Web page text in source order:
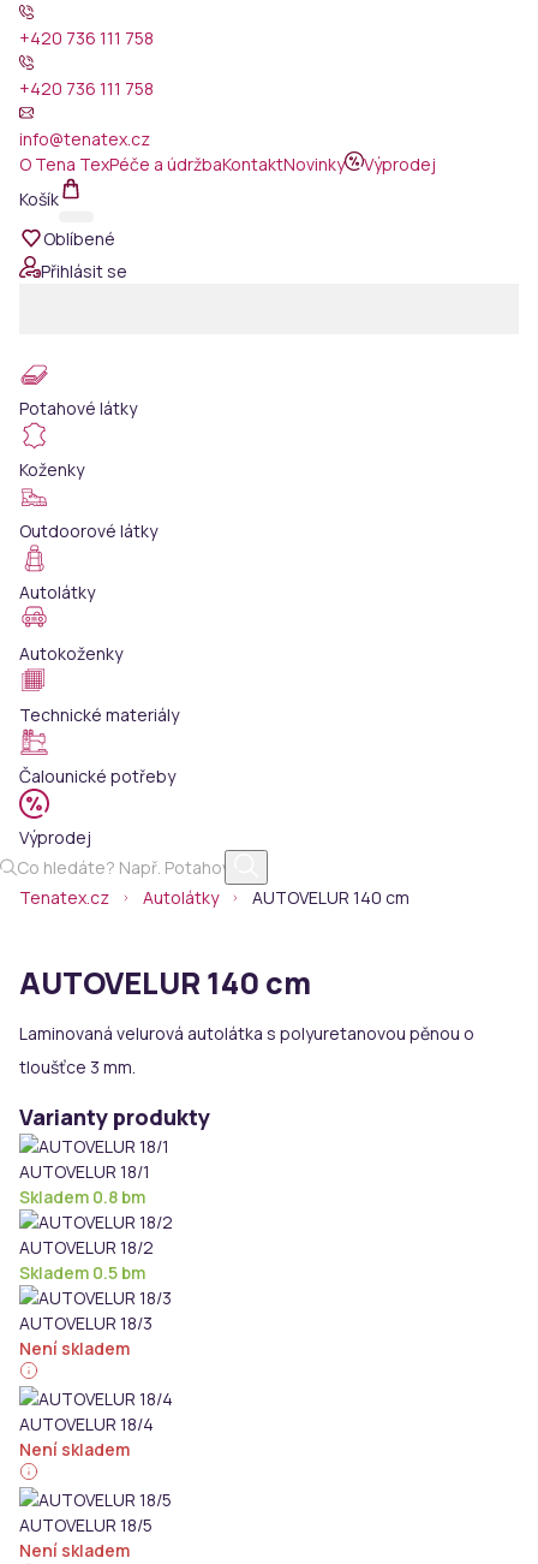
+420 736 111 758
+420 736 111 758
info@tenatex.cz
O Tena TexPéče a údržbaKontaktNovinky
Výprodej
Košík
Oblíbené
Přihlásit se
Potahové látky
Koženky
Outdoorové látky
Autolátky
Autokoženky
Technické materiály
Čalounické potřeby
Výprodej
Tenatex.cz Autolátky AUTOVELUR 140 cm
AUTOVELUR 140 cm
Laminovaná velurová autolátka s polyuretanovou pěnou o
tloušťce 3 mm.
Varianty produkty
AUTOVELUR 18/1
Skladem 0.8 bm
AUTOVELUR 18/2
Skladem 0.5 bm
AUTOVELUR 18/3
Není skladem
AUTOVELUR 18/4
Není skladem
AUTOVELUR 18/5
Není skladem